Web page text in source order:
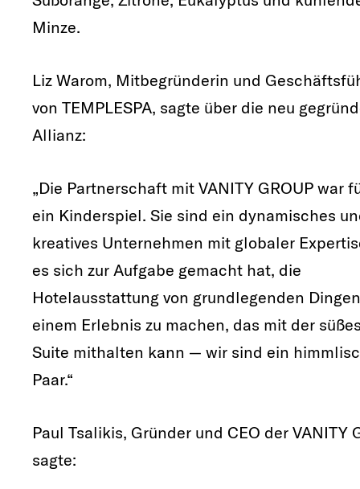
Minze.
Liz Warom, Mitbegründerin und
von TEMPLESPA, sagte über die neu
Allianz:
„Die Partnerschaft mit VANITY GROUP war
ein Kinderspiel. Sie sind ein dynamisches
kreatives Unternehmen mit globaler
es sich zur Aufgabe gemacht hat, die
Hotelausstattung von grundlegenden
einem Erlebnis zu machen, das mit der
Suite mithalten kann — wir sind ein
Paar.“
Paul Tsalikis, Gründer und CEO der VANITY
sagte: